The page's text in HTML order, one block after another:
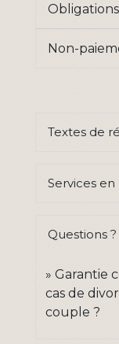
Non-
Textes de
Services
Questions
Garantie
cas de
couple ?